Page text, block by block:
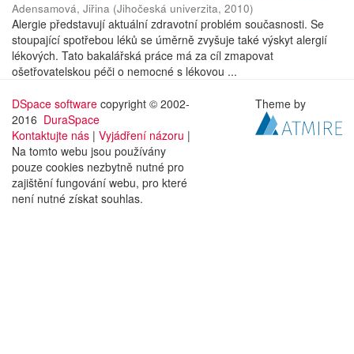
Adensamová, Jiřina (Jihočeská univerzita, 2010)
Alergie představují aktuální zdravotní problém současnosti. Se
stoupající spotřebou léků se úměrně zvyšuje také výskyt alergií
lékových. Tato bakalářská práce má za cíl zmapovat
ošetřovatelskou péči o nemocné s lékovou ...
DSpace software copyright © 2002-
2016 DuraSpace
Kontaktujte nás | Vyjádření názoru |
Na tomto webu jsou používány
pouze cookies nezbytně nutné pro
zajištění fungování webu, pro které
není nutné získat souhlas.
Theme by